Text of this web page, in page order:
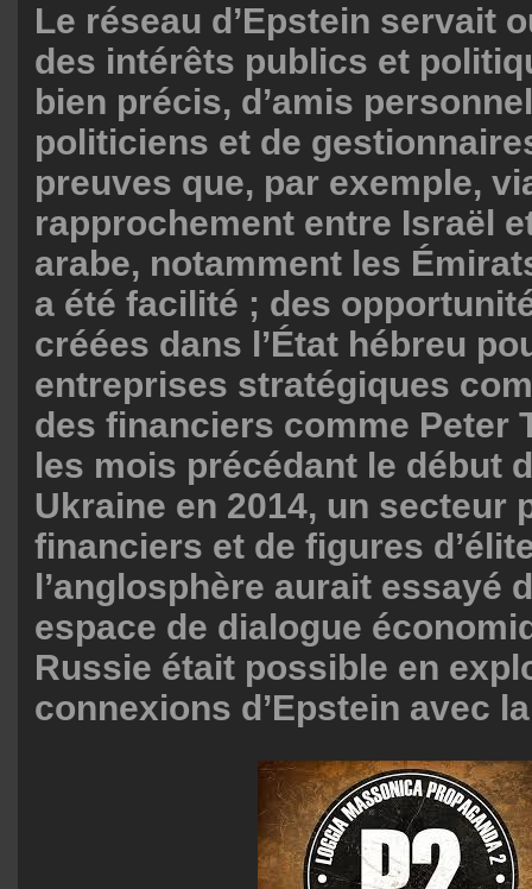
Le réseau d’Epstein servait
des intérêts publics et
bien précis, d’amis
politiciens et de
preuves que, par exemple,
rapprochement entre Israël
arabe, notamment les
a été facilité ; des
créées dans l’État hébreu
entreprises stratégiques
des financiers comme Peter
les mois précédant le début
Ukraine en 2014, un secteur
financiers et de figures
l’anglosphère aurait essayé
espace de dialogue
Russie était possible en
connexions d’Epstein avec